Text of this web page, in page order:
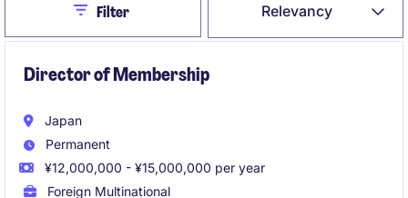
Relevancy
CloseFilter
Director of Membership
Japan
Permanent
¥12,000,000 - ¥15,000,000 per year
Foreign Multinational